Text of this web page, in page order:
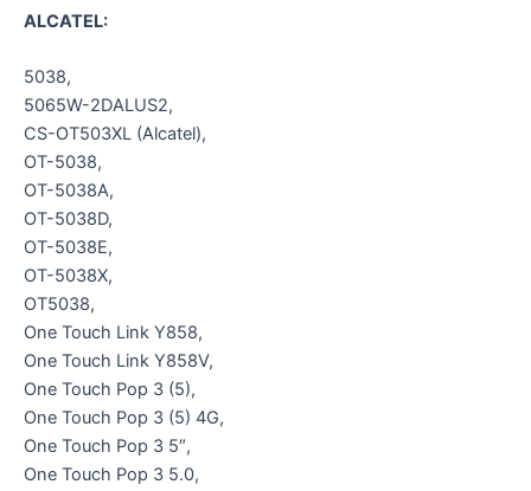
ALCATEL:
5038,
5065W-2DALUS2,
CS-OT503XL (Alcatel),
OT-5038,
OT-5038A,
OT-5038D,
OT-5038E,
OT-5038X,
OT5038,
One Touch Link Y858,
One Touch Link Y858V,
One Touch Pop 3 (5),
One Touch Pop 3 (5) 4G,
One Touch Pop 3 5″,
One Touch Pop 3 5.0,